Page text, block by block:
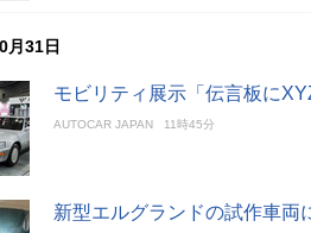
月31日
モビリティ展示「伝言板に
AUTOCAR JAPAN 11時45分
新型エルグランドの試作車